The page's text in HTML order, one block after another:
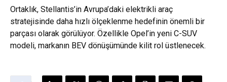
Ortaklık, Stellantis’in Avrupa’daki elektrikli araç
stratejisinde daha hızlı ölçeklenme hedefinin önemli bir
parçası olarak görülüyor. Özellikle Opel’in yeni C-SUV
modeli, markanın BEV dönüşümünde kilit rol üstlenecek.